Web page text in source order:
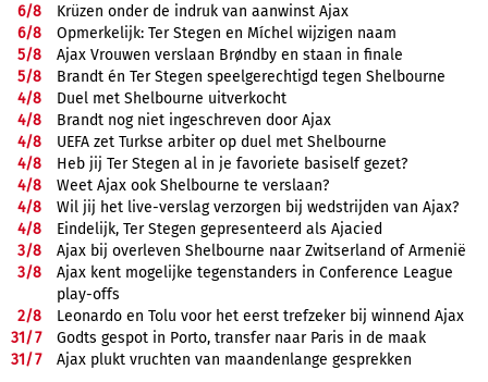
6/8
Krüzen onder de indruk van aanwinst Ajax
6/8
Opmerkelijk: Ter Stegen en Míchel wijzigen naam
5/8
Ajax Vrouwen verslaan Brøndby en staan in finale
5/8
Brandt én Ter Stegen speelgerechtigd tegen Shelbourne
4/8
Duel met Shelbourne uitverkocht
4/8
Brandt nog niet ingeschreven door Ajax
4/8
UEFA zet Turkse arbiter op duel met Shelbourne
4/8
Heb jij Ter Stegen al in je favoriete basiself gezet?
4/8
Weet Ajax ook Shelbourne te verslaan?
4/8
Wil jij het live-verslag verzorgen bij wedstrijden van Ajax?
4/8
Eindelijk, Ter Stegen gepresenteerd als Ajacied
3/8
Ajax bij overleven Shelbourne naar Zwitserland of Armenië
3/8
Ajax kent mogelijke tegenstanders in Conference League
play-offs
2/8
Leonardo en Tolu voor het eerst trefzeker bij winnend Ajax
31/7
Godts gespot in Porto, transfer naar Paris in de maak
31/7 Ajax plukt vruchten van maandenlange gesprekken